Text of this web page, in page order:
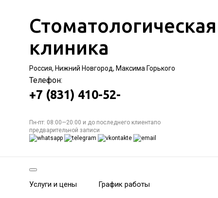
Стоматологическая
клиника
Россия, Нижний Новгород, Максима Горького
Телефон:
+7 (831) 410-52-
Пн-пт: 08:00—20:00 и до последнего клиентапо
предварительной записи
Услуги и цены График работы